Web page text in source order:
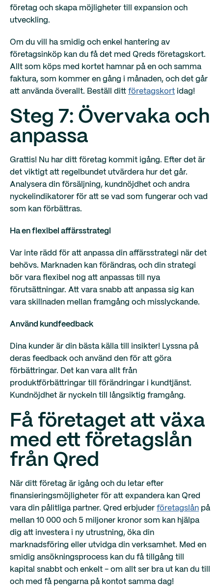
företag och skapa möjligheter till expansion och
utveckling.
Om du vill ha smidig och enkel hantering av
företagsinköp kan du få det med Qreds företagskort.
Allt som köps med kortet hamnar på en och samma
faktura, som kommer en gång i månaden, och det går
att använda överallt. Beställ ditt företagskort idag!
Steg 7: Övervaka och
anpassa
Grattis! Nu har ditt företag kommit igång. Efter det är
det viktigt att regelbundet utvärdera hur det går.
Analysera din försäljning, kundnöjdhet och andra
nyckelindikatorer för att se vad som fungerar och vad
som kan förbättras.
Ha en flexibel affärsstrategi
Var inte rädd för att anpassa din affärsstrategi när det
behövs. Marknaden kan förändras, och din strategi
bör vara flexibel nog att anpassas till nya
förutsättningar. Att vara snabb att anpassa sig kan
vara skillnaden mellan framgång och misslyckande.
Använd kundfeedback
Dina kunder är din bästa källa till insikter! Lyssna på
deras feedback och använd den för att göra
förbättringar. Det kan vara allt från
produktförbättringar till förändringar i kundtjänst.
Kundnöjdhet är nyckeln till långsiktig framgång.
Få företaget att växa
med ett företagslån
från Qred
När ditt företag är igång och du letar efter
finansieringsmöjligheter för att expandera kan Qred
vara din pålitliga partner. Qred erbjuder företagslån på
mellan 10 000 och 5 miljoner kronor som kan hjälpa
dig att investera i ny utrustning, öka din
marknadsföring eller utvidga din verksamhet. Med en
smidig ansökningsprocess kan du få tillgång till
kapital snabbt och enkelt - om allt ser bra ut kan du till
och med få pengarna på kontot samma dag!